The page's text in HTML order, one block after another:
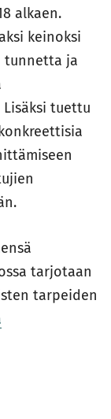
alkaen.
keinoksi
tunnetta ja
tuettu
tarjotaan
tarpeiden